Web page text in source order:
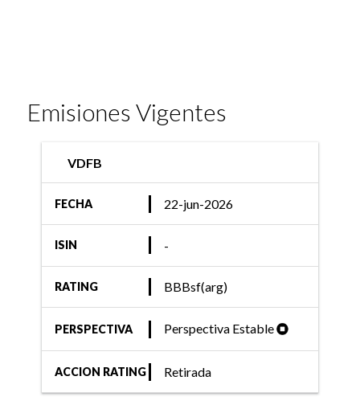
Emisiones Vigentes
VDFB
FECHA 22-jun-2026
ISIN -
RATING BBBsf(arg)
PERSPECTIVA Perspectiva Estable
ACCION RATING Retirada